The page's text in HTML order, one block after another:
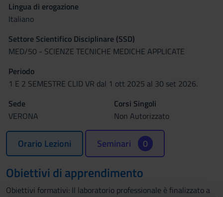
Lingua di erogazione
Italiano
Settore Scientifico Disciplinare (SSD)
MED/50 - SCIENZE TECNICHE MEDICHE APPLICATE
Periodo
1 E 2 SEMESTRE CLID VR dal 1 ott 2025 al 30 set 2026.
Sede
VERONA
Corsi Singoli
Non Autorizzato
Orario Lezioni Seminari 0
Obiettivi di apprendimento
Obiettivi formativi: Il laboratorio professionale è finalizzato a